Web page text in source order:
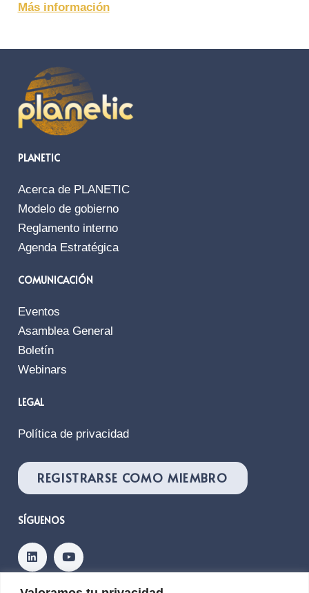
Más información
PLANETIC
Acerca de PLANETIC
Modelo de gobierno
Reglamento interno
Agenda Estratégica
COMUNICACIÓN
Eventos
Asamblea General
Boletín
Webinars
LEGAL
Política de privacidad
REGISTRARSE COMO MIEMBRO
SÍGUENOS